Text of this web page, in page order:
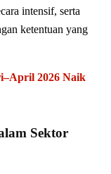
intensif, serta
ketentuan yang
2026 Naik
Sektor